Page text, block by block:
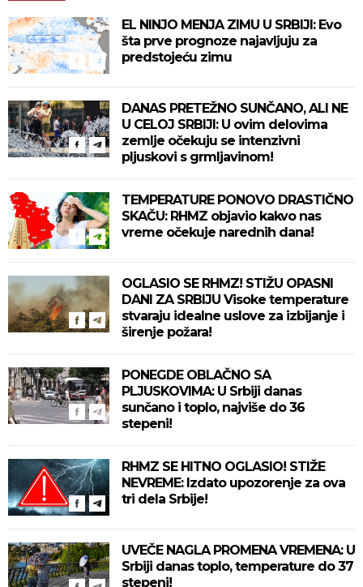
EL NINJO MENJA ZIMU U SRBIJI: Evo
šta prve prognoze najavljuju za
predstojeću zimu
DANAS PRETEŽNO SUNČANO, ALI NE
U CELOJ SRBIJI: U ovim delovima
zemlje očekuju se intenzivni
pljuskovi s grmljavinom!
TEMPERATURE PONOVO DRASTIČNO
SKAČU: RHMZ objavio kakvo nas
vreme očekuje narednih dana!
OGLASIO SE RHMZ! STIŽU OPASNI
DANI ZA SRBIJU Visoke temperature
stvaraju idealne uslove za izbijanje i
širenje požara!
PONEGDE OBLAČNO SA
PLJUSKOVIMA: U Srbiji danas
sunčano i toplo, najviše do 36
stepeni!
RHMZ SE HITNO OGLASIO! STIŽE
NEVREME: Izdato upozorenje za ova
tri dela Srbije!
UVEČE NAGLA PROMENA VREMENA: U
Srbiji danas toplo, temperature do 37
stepeni!